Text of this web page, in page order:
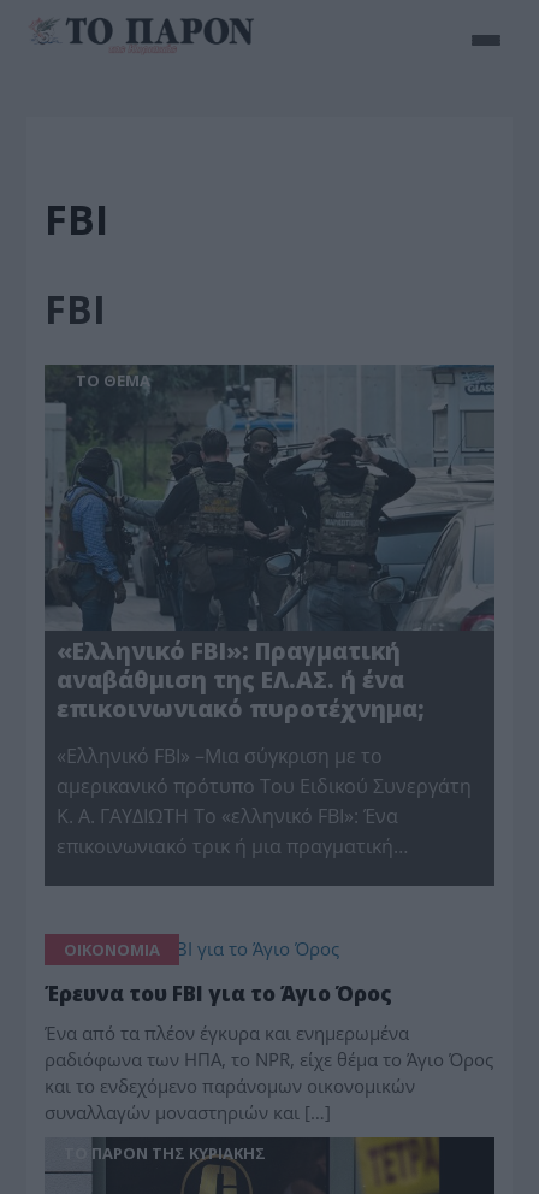
FBI
FBI
ΤΟ ΘΕΜΑ
«Ελληνικό FBI»: Πραγματική
αναβάθμιση της ΕΛ.ΑΣ. ή ένα
επικοινωνιακό πυροτέχνημα;
«Ελληνικό FBI» –Μια σύγκριση με το
αμερικανικό πρότυπο Του Ειδικού Συνεργάτη
Κ. Α. ΓΑΥΔΙΩΤΗ Το «ελληνικό FBI»: Ένα
επικοινωνιακό τρικ ή μια πραγματική…
ΟΙΚΟΝΟΜΙΑ
Έρευνα του FBI για το Άγιο Όρος
Ένα από τα πλέον έγκυρα και ενημερωμένα
ραδιόφωνα των ΗΠΑ, το NPR, είχε θέμα το Άγιο Όρος
και το ενδεχόμενο παράνομων οικονομικών
συναλλαγών μοναστηριών και […]
ΤΟ ΠΑΡΟΝ ΤΗΣ ΚΥΡΙΑΚΗΣ